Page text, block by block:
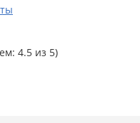
4.5 из 5)